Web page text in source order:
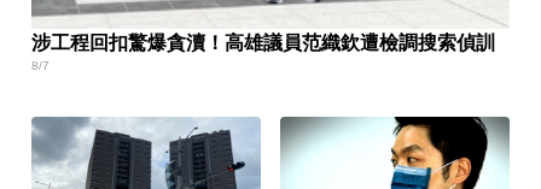
涉工程回扣驚爆貪瀆！高雄議員范織欽遭檢調搜索偵訓
8/7